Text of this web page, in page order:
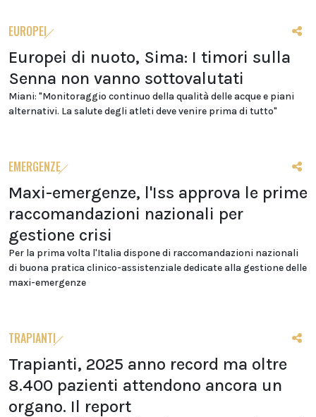
EUROPEI
Europei di nuoto, Sima: I timori sulla
Senna non vanno sottovalutati
Miani: "Monitoraggio continuo della qualità delle acque e piani
alternativi. La salute degli atleti deve venire prima di tutto"
EMERGENZE
Maxi-emergenze, l'Iss approva le prime
raccomandazioni nazionali per
gestione crisi
Per la prima volta l'Italia dispone di raccomandazioni nazionali
di buona pratica clinico-assistenziale dedicate alla gestione delle
maxi-emergenze
TRAPIANTI
Trapianti, 2025 anno record ma oltre
8.400 pazienti attendono ancora un
organo. Il report